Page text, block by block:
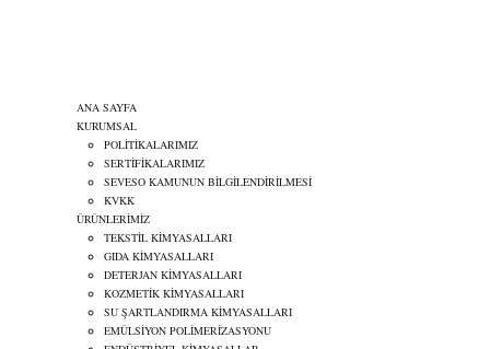
ANA SAYFA
KURUMSAL
POLİTİKALARIMIZ
SERTİFİKALARIMIZ
SEVESO KAMUNUN BİLGİLENDİRİLMESİ
KVKK
ÜRÜNLERİMİZ
TEKSTİL KİMYASALLARI
GIDA KİMYASALLARI
DETERJAN KİMYASALLARI
KOZMETİK KİMYASALLARI
SU ŞARTLANDIRMA KİMYASALLARI
EMÜLSİYON POLİMERİZASYONU